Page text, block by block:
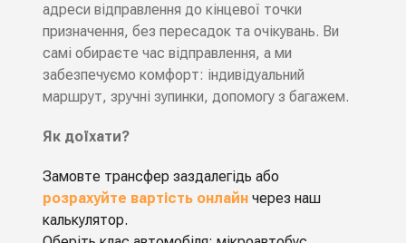
адреси відправлення до кінцевої точки
призначення, без пересадок та очікувань. Ви
самі обираєте час відправлення, а ми
забезпечуємо комфорт: індивідуальний
маршрут, зручні зупинки, допомогу з багажем.
Як доїхати?
Замовте трансфер заздалегідь або
розрахуйте вартість онлайнчерез наш
калькулятор.